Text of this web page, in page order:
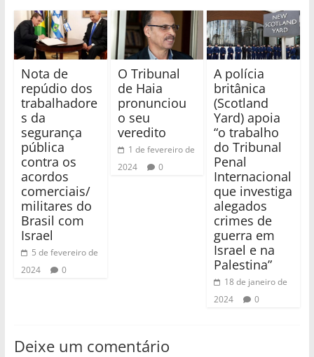
Nota de
repúdio dos
trabalhadore
s da
segurança
pública
contra os
acordos
comerciais/
militares do
Brasil com
Israel
5 de fevereiro de
2024
0
O Tribunal
de Haia
pronunciou
o seu
veredito
1 de fevereiro de
2024
0
A polícia
britânica
(Scotland
Yard) apoia
“o trabalho
do Tribunal
Penal
Internacional
que investiga
alegados
crimes de
guerra em
Israel e na
Palestina”
18 de janeiro de
2024
0
Deixe um comentário